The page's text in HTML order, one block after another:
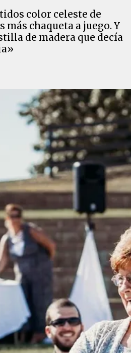
color celeste de
más chaqueta a juego. Y
de madera que decía